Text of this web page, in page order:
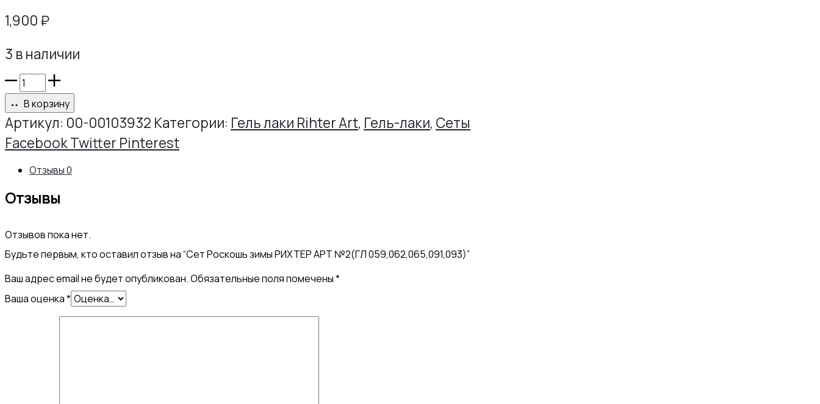
1,900₽
3 в наличии
Количество
товара
Сет
Роскошь
РИХТЕР
АРТ
059,062,065,091,093)
В корзину
Артикул: 00-00103932 Категории: Гель лаки Rihter Art, Гель-лаки, Сеты
Share
FacebookTwitter Pinterest
Отзывы0
Отзывы
Отзывов пока нет.
Будьте первым, кто оставил отзыв на “Сет Роскошь зимы РИХТЕР АРТ №2(ГЛ 059,062,065,091,093)”
Ваш адрес email не будет опубликован.Обязательные поля помечены*
Ваша оценка*